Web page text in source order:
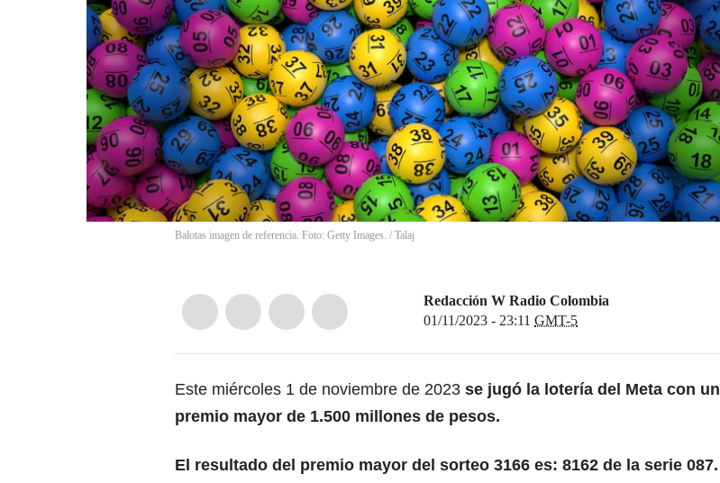
Balotas imagen de referencia. Foto: Getty Images. / Talaj
Redacción W Radio Colombia
01/11/2023 - 23:11 GMT-5
Este miércoles 1 de noviembre de 2023 se jugó la lotería del Meta con un
premio mayor de 1.500 millones de pesos.
El resultado del premio mayor del sorteo 3166 es: 8162 de la serie 087.